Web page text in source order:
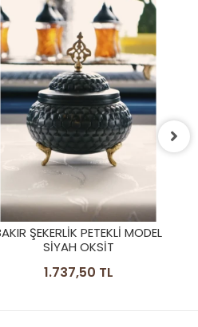
BAKIR ŞEKERLİK İŞLEMELİ MODEL
NO2
1.987,50 TL